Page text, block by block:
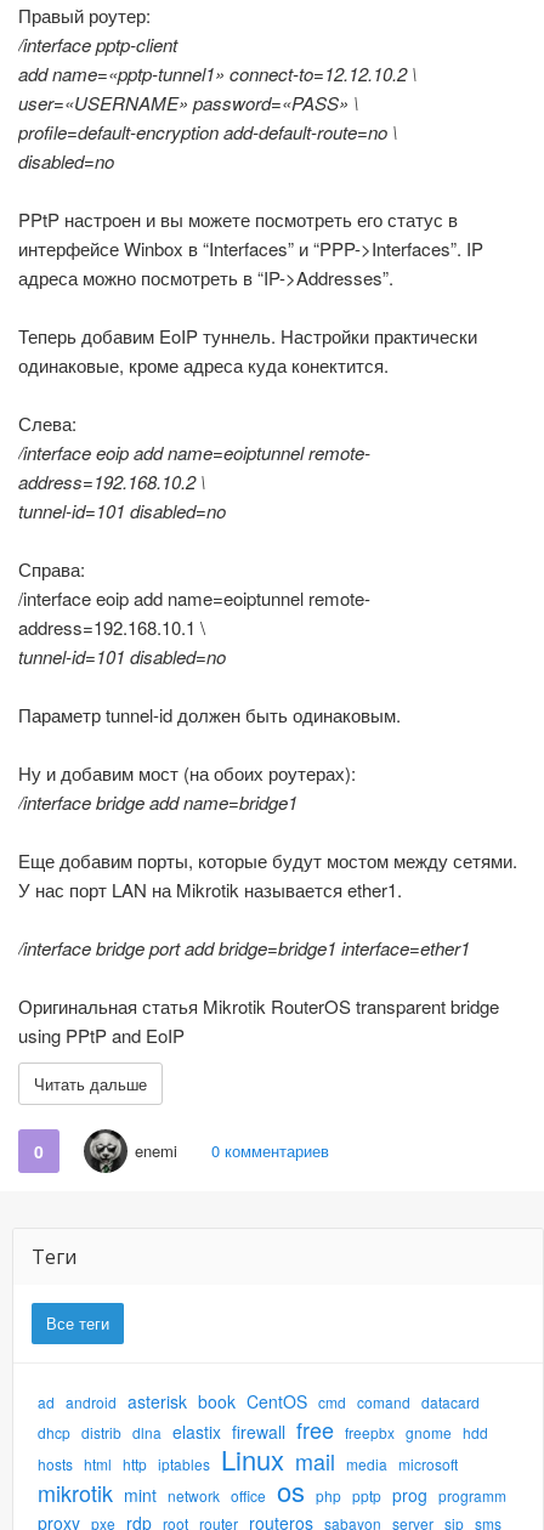
Правый роутер:
/interface pptp-client
add name=«pptp-tunnel1» connect-to=12.12.10.2 \
user=«USERNAME» password=«PASS» \
profile=default-encryption add-default-route=no \
disabled=no
PPtP настроен и вы можете посмотреть его статус в
интерфейсе Winbox в “Interfaces” и “PPP->Interfaces”. IP
адреса можно посмотреть в “IP->Addresses”.
Теперь добавим EoIP туннель. Настройки практически
одинаковые, кроме адреса куда конектится.
Слева:
/interface eoip add name=eoiptunnel remote-
address=192.168.10.2 \
tunnel-id=101 disabled=no
Справа:
/interface eoip add name=eoiptunnel remote-
address=192.168.10.1 \
tunnel-id=101 disabled=no
Параметр tunnel-id должен быть одинаковым.
Ну и добавим мост (на обоих роутерах):
/interface bridge add name=bridge1
Еще добавим порты, которые будут мостом между сетями.
У нас порт LAN на Mikrotik называется ether1.
/interface bridge port add bridge=bridge1 interface=ether1
Оригинальная статья Mikrotik RouterOS transparent bridge
using PPtP and EoIP
Читать дальше
0 enemi 0 комментариев
Теги
Все теги
ad android asterisk book CentOS cmd comand datacard
dhcp distrib dlna elastix firewall free freepbx gnome hdd
hosts html http iptables Linux mail media microsoft
mikrotik mint network office os php pptp prog programm
proxy pxe rdp root router routeros sabayon server sip sms